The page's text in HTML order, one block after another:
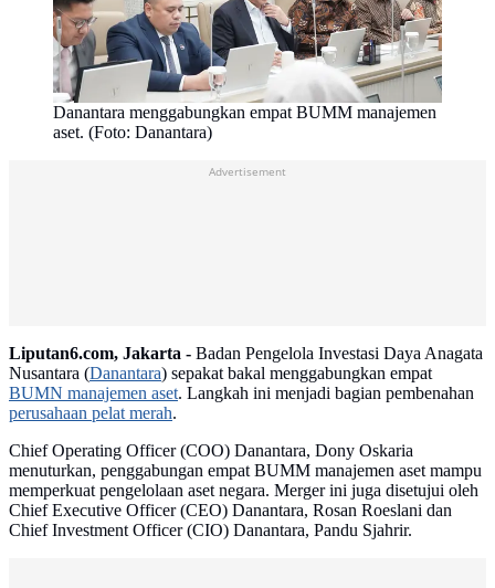
Danantara menggabungkan empat BUMM manajemen
aset. (Foto: Danantara)
Advertisement
Liputan6.com, Jakarta - Badan Pengelola Investasi Daya Anagata
Nusantara (Danantara) sepakat bakal menggabungkan empat
BUMN manajemen aset. Langkah ini menjadi bagian pembenahan
perusahaan pelat merah.
Chief Operating Officer (COO) Danantara, Dony Oskaria
menuturkan, penggabungan empat BUMM manajemen aset mampu
memperkuat pengelolaan aset negara. Merger ini juga disetujui oleh
Chief Executive Officer (CEO) Danantara, Rosan Roeslani dan
Chief Investment Officer (CIO) Danantara, Pandu Sjahrir.